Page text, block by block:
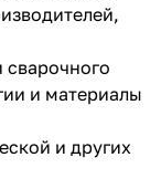
сварочного
и материалы
и других